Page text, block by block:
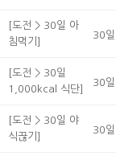
[도전 > 30일 아
침먹기]
30
[도전 > 30일
1,000kcal 식단]
30
[도전 > 30일 야
식끊기]
30